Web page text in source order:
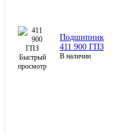
Быстрый
просмотр
Подшипник
411 900 ГПЗ
В наличии